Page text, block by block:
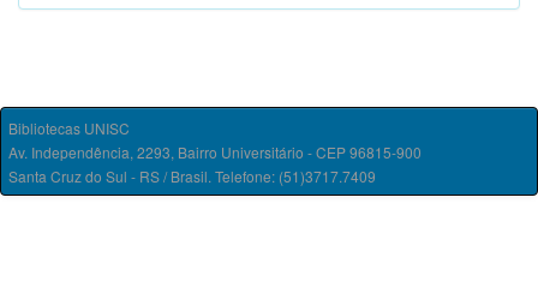
Bibliotecas UNISC
Av. Independência, 2293, Bairro Universitário - CEP 96815-900
Santa Cruz do Sul - RS / Brasil. Telefone: (51)3717.7409